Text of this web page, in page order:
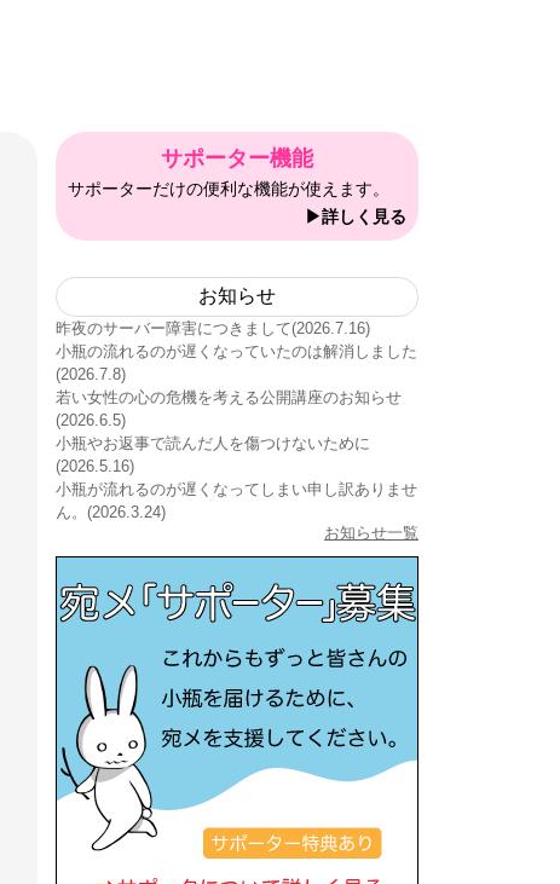
サポーター機能
サポーターだけの便利な機能が使えます。
▶詳しく見る
お知らせ
昨夜のサーバー障害につきまして(2026.7.16)
小瓶の流れるのが遅くなっていたのは解消しました
(2026.7.8)
若い女性の心の危機を考える公開講座のお知らせ
(2026.6.5)
小瓶やお返事で読んだ人を傷つけないために
(2026.5.16)
小瓶が流れるのが遅くなってしまい申し訳ありませ
ん。(2026.3.24)
お知らせ一覧